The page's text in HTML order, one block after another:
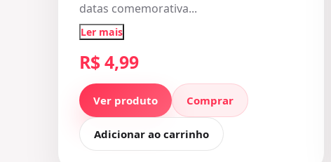
datas comemorativa...
Ler mais
R$ 4,99
Ver produto Comprar
Adicionar ao carrinho